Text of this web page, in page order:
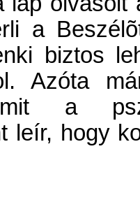
a
biztos
Azóta
a
leír, hogy